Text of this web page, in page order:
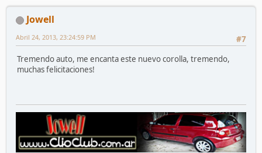
Jowell
#7
Abril 24, 2013, 23:24:59 PM
Tremendo auto, me encanta este nuevo corolla, tremendo,
muchas felicitaciones!